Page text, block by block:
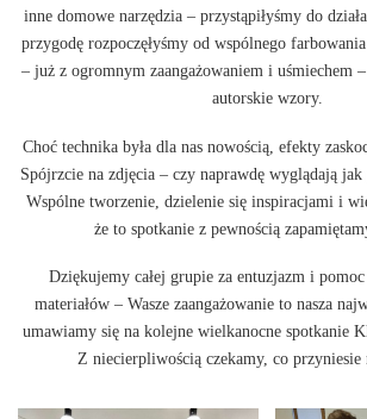
inne domowe narzędzia – przystąpiłyśmy do
przygodę rozpoczęłyśmy od wspólnego
– już z ogromnym zaangażowaniem i uśmiechem –
autorskie wzory.
Choć technika była dla nas nowością, efekty
Spójrzcie na zdjęcia – czy naprawdę wyglądają
Wspólne tworzenie, dzielenie się inspiracjami i
że to spotkanie z pewnością
Dziękujemy całej grupie za entuzjazm i
materiałów – Wasze zaangażowanie to nasza
umawiamy się na kolejne wielkanocne spotkanie
Z niecierpliwością czekamy, co przyniesie